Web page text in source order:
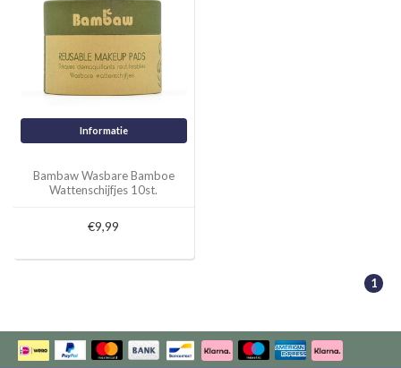
Informatie
Bambaw Wasbare Bamboe
Wattenschijfjes 10st.
€9,99
1